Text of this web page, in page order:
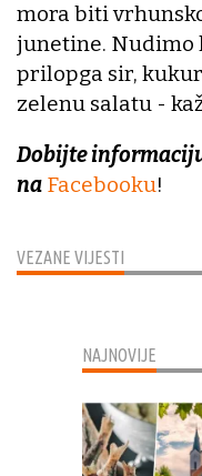
VEZANE VIJESTI
mora biti
junetine. Nudimo
prilopga sir,
zelenu salatu -
Dobijte
na Facebooku!
NAJNOVIJE